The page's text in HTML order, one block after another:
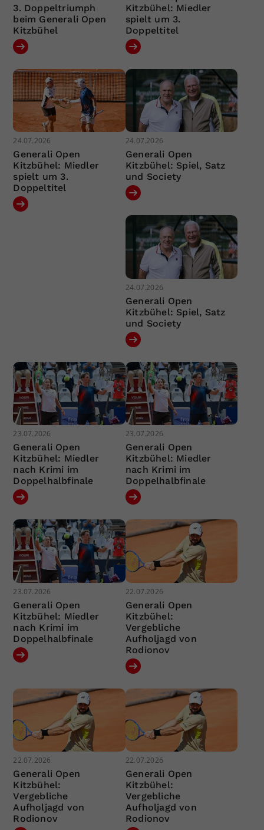
3. Doppeltriumph
beim Generali Open
Kitzbühel
Kitzbühel: Miedler
spielt um 3.
Doppeltitel
24.07.2026
Generali Open
Kitzbühel: Miedler
spielt um 3.
Doppeltitel
24.07.2026
Generali Open
Kitzbühel: Spiel, Satz
und Society
24.07.2026
Generali Open
Kitzbühel: Spiel, Satz
und Society
23.07.2026
Generali Open
Kitzbühel: Miedler
nach Krimi im
Doppelhalbfinale
23.07.2026
Generali Open
Kitzbühel: Miedler
nach Krimi im
Doppelhalbfinale
23.07.2026
Generali Open
Kitzbühel: Miedler
nach Krimi im
Doppelhalbfinale
22.07.2026
Generali Open
Kitzbühel:
Vergebliche
Aufholjagd von
Rodionov
22.07.2026
Generali Open
Kitzbühel:
Vergebliche
Aufholjagd von
Rodionov
22.07.2026
Generali Open
Kitzbühel:
Vergebliche
Aufholjagd von
Rodionov